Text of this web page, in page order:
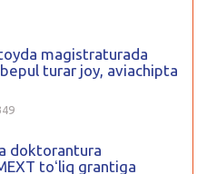
magistraturada
turar joy, aviachipta
doktorantura
toʻliq grantiga